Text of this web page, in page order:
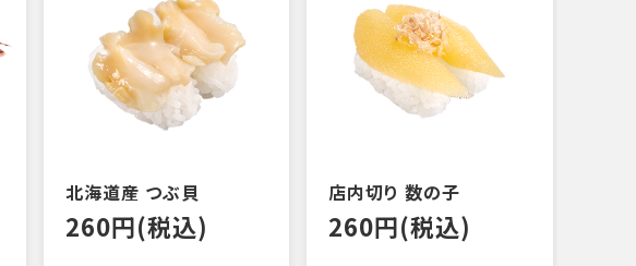
北海道産 つぶ貝
260円(税込)
店内切り 数の子
260円(税込)